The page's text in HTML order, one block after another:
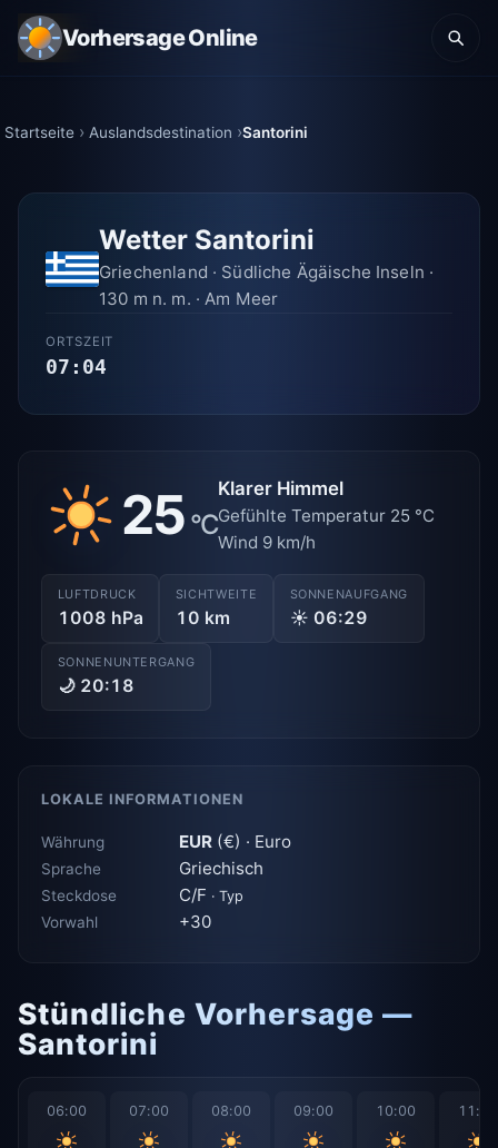
Vorhersage Online
Startseite Auslandsdestination Santorini
Wetter Santorini
Griechenland · Südliche Ägäische Inseln ·
130 m n. m. · Am Meer
ORTSZEIT
07:04
25 °C
Klarer Himmel
Gefühlte Temperatur 25 °C
Wind 9 km/h
LUFTDRUCK
1008 hPa
SICHTWEITE
10 km
SONNENAUFGANG
☀ 06:29
SONNENUNTERGANG
🌙 20:18
LOKALE INFORMATIONEN
Währung EUR (€) · Euro
Sprache Griechisch
Steckdose C/F · Typ
Vorwahl +30
Stündliche Vorhersage —
Santorini
06:00 07:00 08:00 09:00 10:00 11:00